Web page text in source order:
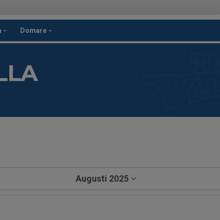
Domare
Augusti 2025